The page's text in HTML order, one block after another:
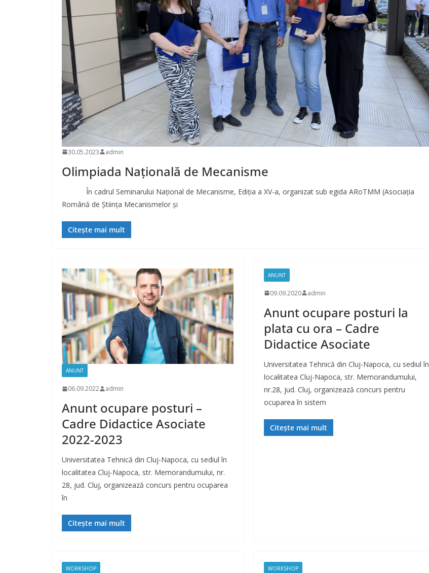
30.05.2023 admin
Olimpiada Națională de Mecanisme
În cadrul Seminarului Național de Mecanisme, Ediția a XV-a, organizat sub egida ARoTMM (Asociația
Română de Știința Mecanismelor și
Citește mai mult
ANUNT
06.09.2022 admin
Anunt ocupare posturi –
Cadre Didactice Asociate
2022-2023
Universitatea Tehnică din Cluj-Napoca, cu sediul în
localitatea Cluj-Napoca, str. Memorandumului, nr.
28, jud. Cluj, organizează concurs pentru ocuparea
în
Citește mai mult
ANUNT
09.09.2020 admin
Anunt ocupare posturi la
plata cu ora – Cadre
Didactice Asociate
Universitatea Tehnică din Cluj-Napoca, cu sediul în
localitatea Cluj-Napoca, str. Memorandumului,
nr.28, jud. Cluj, organizează concurs pentru
ocuparea în sistem
Citește mai mult
WORKSHOP WORKSHOP